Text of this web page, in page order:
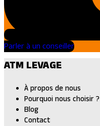
Parler à un conseiller
ATM LEVAGE
À propos de nous
Pourquoi nous choisir ?
Blog
Contact